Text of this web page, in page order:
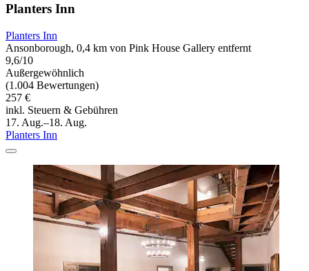
Planters Inn
Planters Inn
Ansonborough, 0,4 km von Pink House Gallery entfernt
9,6/10
Außergewöhnlich
(1.004 Bewertungen)
257 €
inkl. Steuern & Gebühren
17. Aug.–18. Aug.
Planters Inn